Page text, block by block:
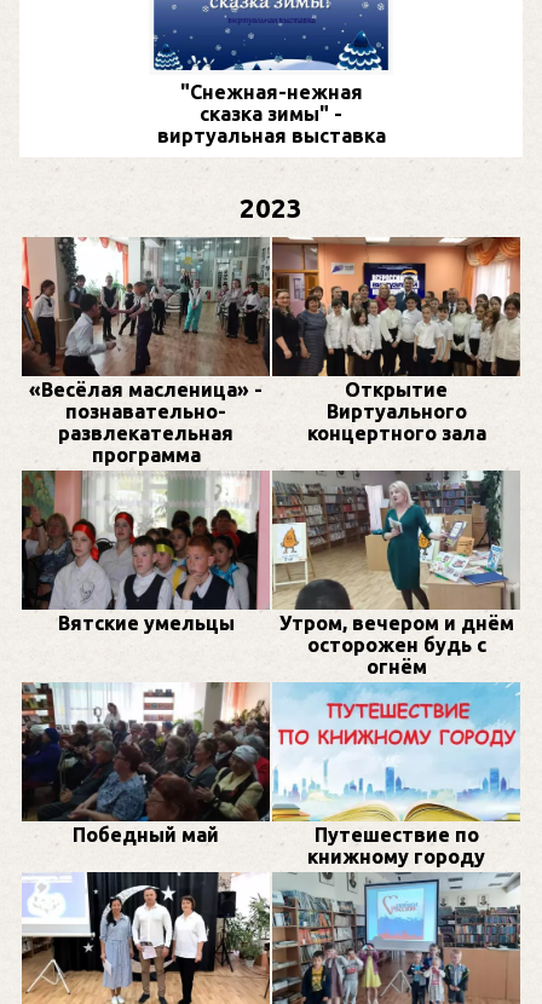
"Снежная-нежная
сказка зимы" -
виртуальная выставка
2023
«Весёлая масленица» -
познавательно-
развлекательная
программа
Открытие
Виртуального
концертного зала
Вятские умельцы
Утром, вечером и днём
осторожен будь с
огнём
Победный май
Путешествие по
книжному городу